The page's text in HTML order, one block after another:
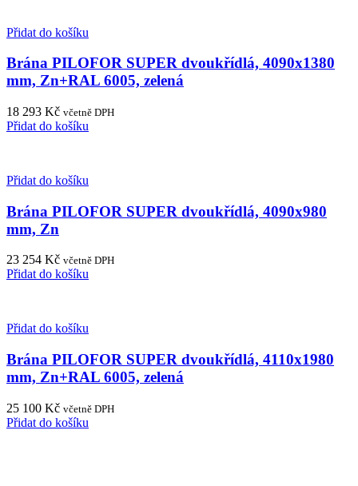
Přidat do košíku
Brána PILOFOR SUPER dvoukřídlá, 4090x1380
mm, Zn+RAL 6005, zelená
18 293 Kč včetně DPH
Přidat do košíku
Přidat do košíku
Brána PILOFOR SUPER dvoukřídlá, 4090x980
mm, Zn
23 254 Kč včetně DPH
Přidat do košíku
Přidat do košíku
Brána PILOFOR SUPER dvoukřídlá, 4110x1980
mm, Zn+RAL 6005, zelená
25 100 Kč včetně DPH
Přidat do košíku